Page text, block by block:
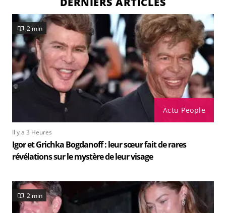
Actu People
2 min
Il y a 3 Heures
Igor et Grichka Bogdanoff : leur sœur fait de rares
révélations sur le mystère de leur visage
2 min